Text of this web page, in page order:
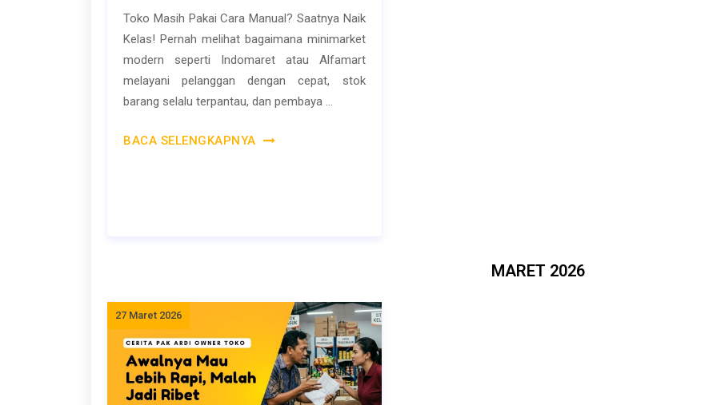
Toko Masih Pakai Cara Manual? Saatnya Naik
Kelas! Pernah melihat bagaimana minimarket
modern seperti Indomaret atau Alfamart
melayani pelanggan dengan cepat, stok
barang selalu terpantau, dan pembaya ...
BACA SELENGKAPNYA
MARET 2026
27 Maret 2026